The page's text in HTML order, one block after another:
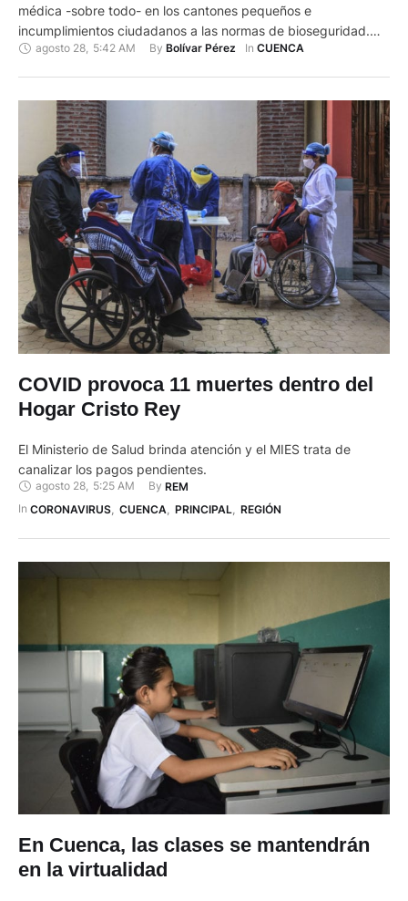
médica -sobre todo- en los cantones pequeños e
incumplimientos ciudadanos a las normas de bioseguridad.
Estos tres factores hacen que los municipios del Austro se
con Ejecutivo …
agosto 28 5:42 AM By Bolívar Pérez In CUENCA
COVID provoca 11 muertes dentro del
Hogar Cristo Rey
El Ministerio de Salud brinda atención y el MIES trata de
canalizar los pagos pendientes.
agosto 28, 5:25 AM By REM
In CORONAVIRUS, CUENCA PRINCIPAL REGIÓN
En Cuenca, las clases se mantendrán
en la virtualidad